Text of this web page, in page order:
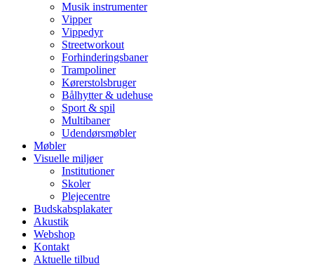
Musik instrumenter
Vipper
Vippedyr
Streetworkout
Forhinderingsbaner
Trampoliner
Kørerstolsbruger
Bålhytter & udehuse
Sport & spil
Multibaner
Udendørsmøbler
Møbler
Visuelle miljøer
Institutioner
Skoler
Plejecentre
Budskabsplakater
Akustik
Webshop
Kontakt
Aktuelle tilbud